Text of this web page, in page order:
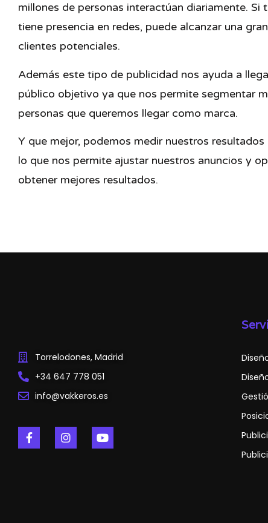
millones de personas interactúan diariamente. Si
tiene presencia en redes, puede alcanzar una
clientes potenciales.
Además este tipo de publicidad nos ayuda a
público objetivo ya que nos permite segmentar
personas que queremos llegar como marca.
Y que mejor, podemos medir nuestros resultados
lo que nos permite ajustar nuestros anuncios y
obtener mejores resultados.
Torrelodones, Madrid
+34 647 778 051
info@vakkeros.es